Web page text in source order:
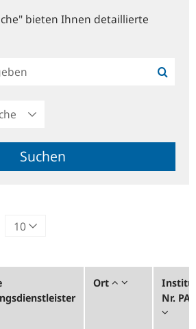
bieten Ihnen detaillierte
Suchen
Ort
Nr.